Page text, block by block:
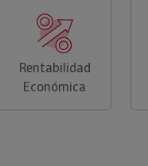
Rentabilidad
Económica